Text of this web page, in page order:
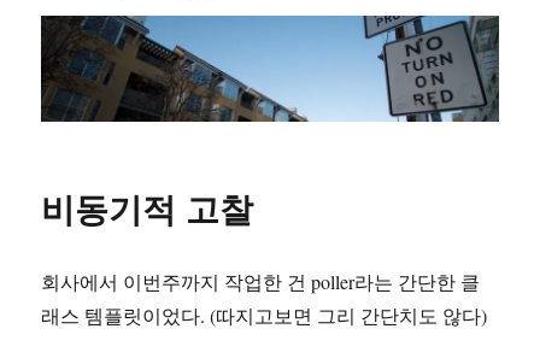
비동기적 고찰
회사에서 이번주까지 작업한 건 poller라는 간단한 클
래스 템플릿이었다. (따지고보면 그리 간단치도 않다)